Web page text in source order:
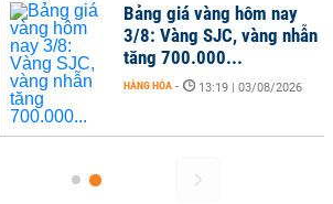
Bảng giá vàng hôm nay
3/8: Vàng SJC, vàng nhẫn
tăng 700.000...
HÀNG HÓA - 13:19 | 03/08/2026